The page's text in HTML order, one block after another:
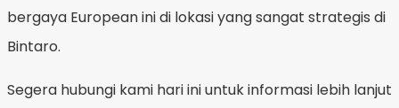
bergaya European ini di lokasi yang sangat strategis di
Bintaro.
Segera hubungi kami hari ini untuk informasi lebih lanjut